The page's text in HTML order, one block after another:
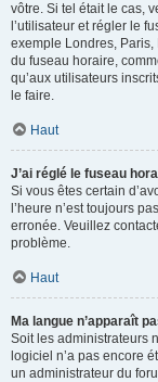
vôtre. Si tel était le cas,
l’utilisateur et régler le
exemple Londres, Paris,
du fuseau horaire,
qu’aux utilisateurs
le faire.
Haut
J’ai réglé le fuseau
Si vous êtes certain
l’heure n’est toujours
erronée. Veuillez
problème.
Haut
Ma langue n’apparaît
Soit les administrateurs
logiciel n’a pas encore
un administrateur du